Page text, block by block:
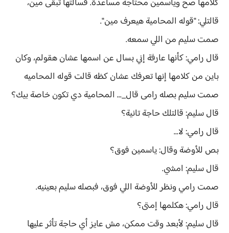
كلامها صح وياسمين محتاجة مساعدة. فسألتها تبقى مين،
قالتلي: "قوله المحامية هيعرف مين".
صمت سليم من اللي سمعه.
قال رامي: كأنها عارفة إني بسال عن اسمها عشان هقولم، وكان
باين من كلامها إنها تعرفك عشان كظه قالت قوله المحاميه
صمت سليم بصله رامى قال_... المحامية دي تكون خاصة بيك؟
قال سليم: قالتلك حاجة تانية؟
قال رامي: لا...
بص للأوضة وقال: ياسمين فوق؟
قال سليم: امشي.
صمت رامي ونظر للأوضة اللي فوق، فبصله سليم بعينيه.
قال رامي: هكلمها إمتى؟
قال سليم: لأبعد وقت ممكن، مش عايز أي حاجة تأثر عليها